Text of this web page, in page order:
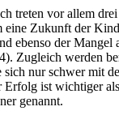
treten vor allem
eine Zukunft der
ebenso der Mangel
Zugleich werden
sich nur schwer mit
Erfolg ist wichtiger
genannt.